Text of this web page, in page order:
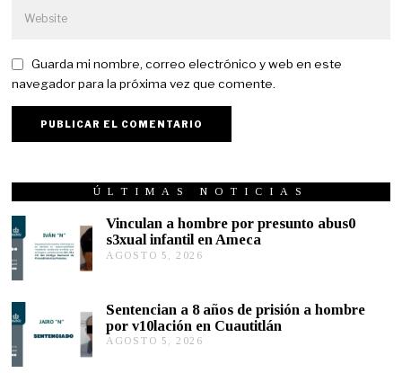
Guarda mi nombre, correo electrónico y web en este
navegador para la próxima vez que comente.
ÚLTIMAS NOTICIAS
Vinculan a hombre por presunto abus0
s3xual infantil en Ameca
AGOSTO 5, 2026
T
O
Sentencian a 8 años de prisión a hombre
por v10lación en Cuautitlán
AGOSTO 5, 2026